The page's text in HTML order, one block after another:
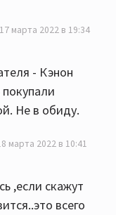
17 марта 2022 в 19:34
- Кэнон
Не в обиду.
марта 2022 в 10:41
,если скажут
всего